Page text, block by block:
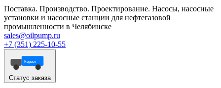
Поставка. Производство. Проектирование. Насосы, насосные
установки и насосные станции для нефтегазовой
промышленности в Челябинске
sales@oilpump.ru
+7 (351) 225-10-55
Корвет
Статус заказа